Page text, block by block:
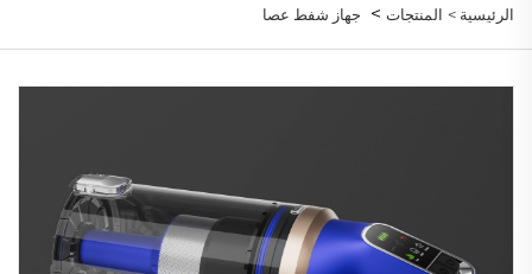
الرئيسية > المنتجات > جهاز شفط عصا